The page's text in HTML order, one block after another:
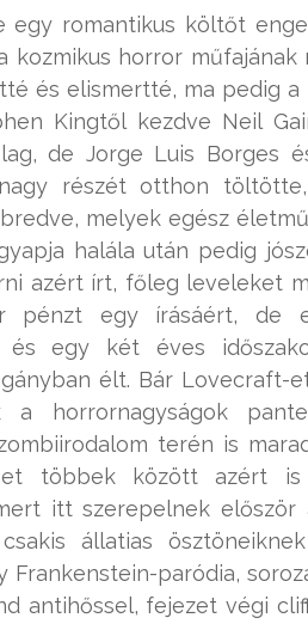
egy romantikus költőt
kozmikus horror
és elismertté, ma pedig
Kingtől kezdve Neil
de Jorge Luis Borges
részét otthon
melyek egész
halála után pedig
azért írt, főleg leveleket
pénzt egy írásáért, de
és egy két éves
élt. Bár
a horrornagyságok
terén is
többek között azért
itt szerepelnek
állatias
Frankenstein-paródia,
antihőssel, fejezet végi